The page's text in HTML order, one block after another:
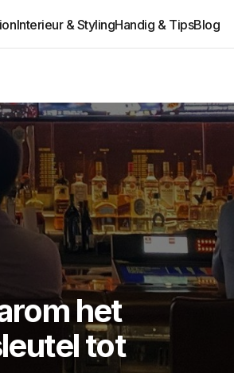
Interieur & StylingHandig & TipsBlog
het
tot